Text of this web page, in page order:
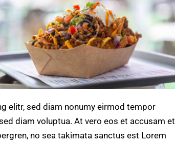
elitr, sed diam nonumy eirmod tempor
diam voluptua. At vero eos et accusam et
no sea takimata sanctus est Lorem